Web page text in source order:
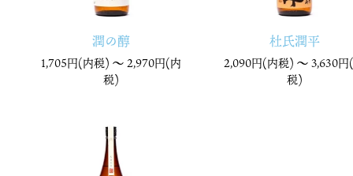
潤の醇
1,705円(内税) 〜2,970円(内
税)
杜氏潤平
2,090円(内税) 〜3,630
税)